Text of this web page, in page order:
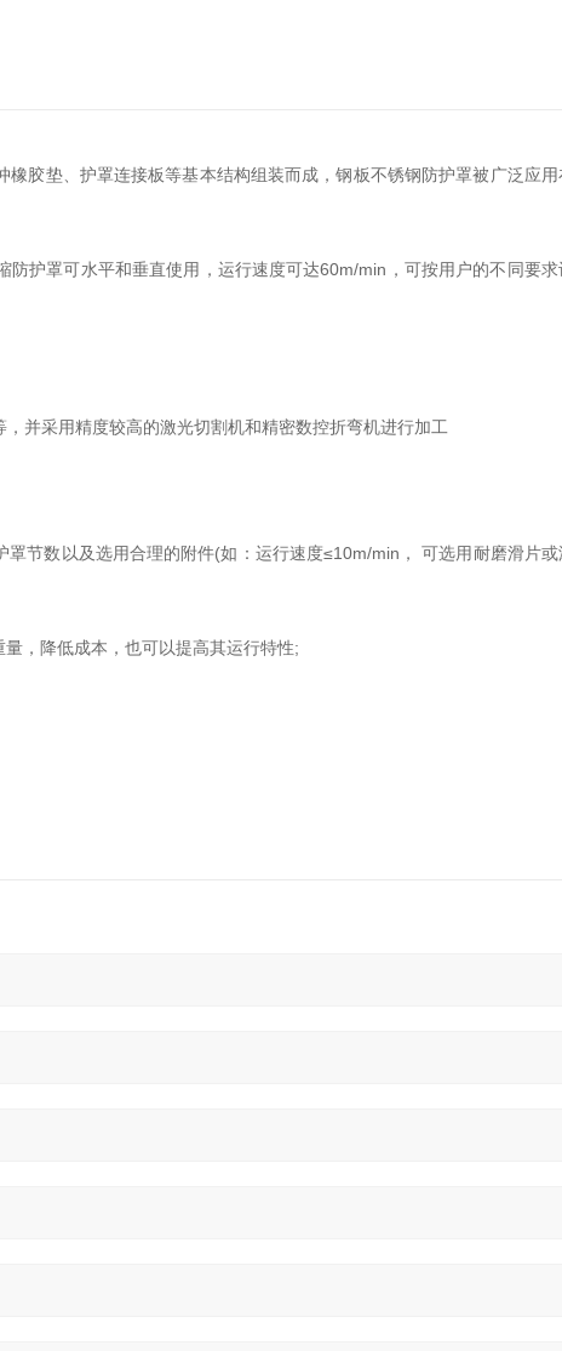
胶垫、护罩连接板等基本结构组装而成，钢板不锈钢防护罩被广泛应用
护罩可水平和垂直使用，运行速度可达60m/min，可按用户的不同要求
采用精度较高的激光切割机和精密数控折弯机进行加工
节数以及选用合理的附件(如：运行速度≤10m/min， 可选用耐磨滑片或
，降低成本，也可以提高其运行特性;